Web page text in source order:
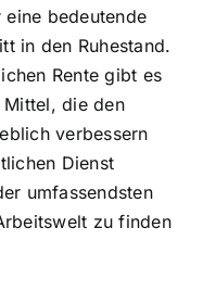
bedeutende
in den Ruhestand.
Rente gibt es
die den
verbessern
Dienst
umfassendsten
zu finden